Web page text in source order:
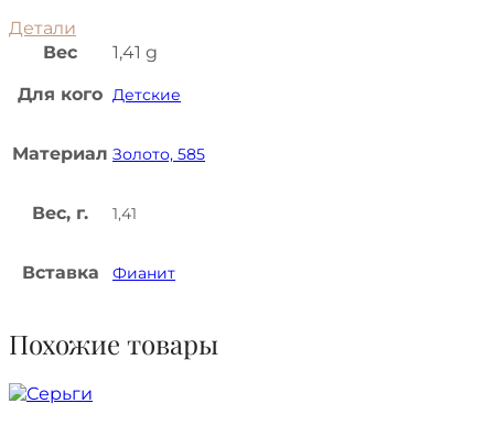
Детали
Вес
1,41 g
Для кого Детские
Материал Золото, 585
Вес, г. 1,41
Вставка Фианит
Похожие товары